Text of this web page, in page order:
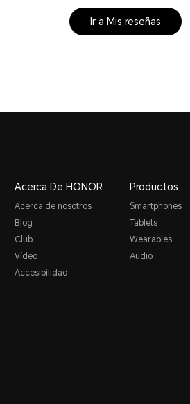
Ir a Mis reseñas
Acerca De HONOR
Acerca de nosotros
Blog
Club
Vídeo
Accesibilidad
Productos
Smartphones
Tablets
Wearables
Audio